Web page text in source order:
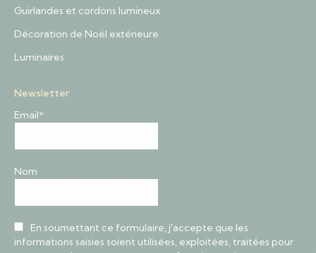
Guirlandes et cordons lumineux
Décoration de Noël extérieure
Luminaires
Newsletter
Email*
Nom
En soumettant ce formulaire, j'accepte que les
informations saisies soient utilisées, exploitées, traitées pour